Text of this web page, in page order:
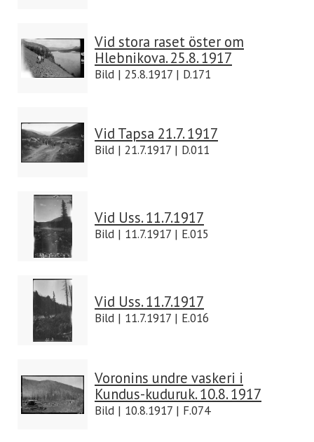
Vid stora raset öster om
Hlebnikova. 25.8. 1917
Bild | 25.8.1917 | D.171
Vid Tapsa 21.7. 1917
Bild | 21.7.1917 | D.011
Vid Uss. 11.7.1917
Bild | 11.7.1917 | E.015
Vid Uss. 11.7.1917
Bild | 11.7.1917 | E.016
Voronins undre vaskeri i
Kundus-kuduruk. 10.8. 1917
Bild | 10.8.1917 | F.074